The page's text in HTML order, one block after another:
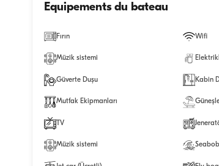
Equipements du bateau
Fırın Wifi
Müzik sistemi
Güverte Duşu Kabin
Mutfak Ekipmanları
TV
Müzik sistemi